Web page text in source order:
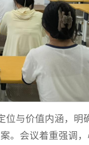
与价值内涵，
。会议着重强调